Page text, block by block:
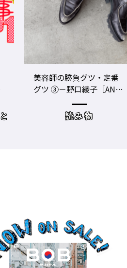
ワクチン接種が本格的に
始まったNY、現在の働き
方＆街の様子
時事（コロナもここ）